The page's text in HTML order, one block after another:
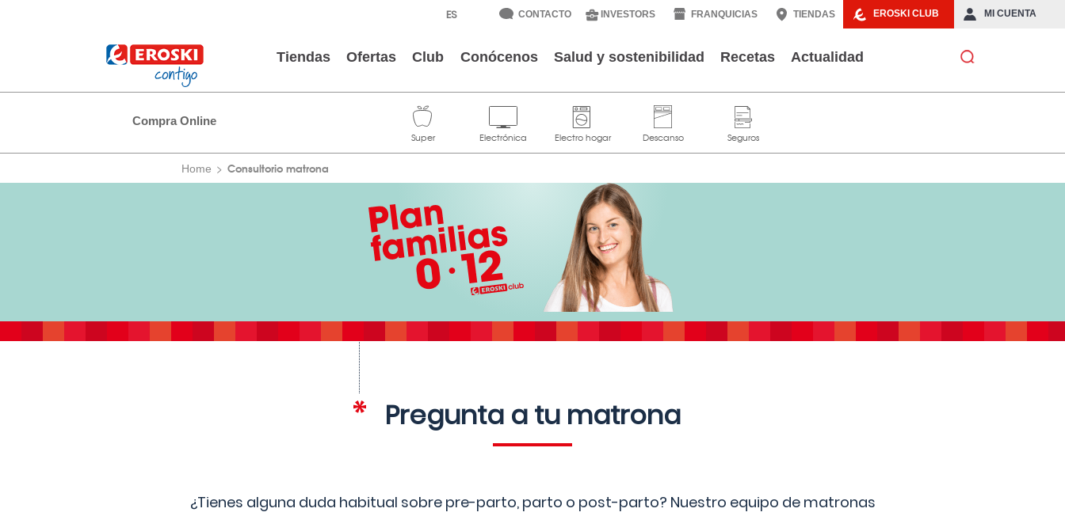
EROSKI CLUB MI CUENTA
CONTACTO INVESTORS FRANQUICIAS TIENDAS
Tiendas Ofertas Club Conócenos Salud y sostenibilidad Recetas Actualidad
Compra Online
Home Consultorio matrona
Pregunta a tu matrona
¿Tienes alguna duda habitual sobre pre-parto, parto o post-parto? Nuestro equipo de matronas